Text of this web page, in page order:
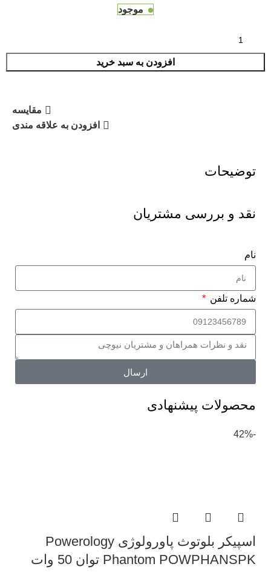
موجود
افزودن به سبد خرید
مقایسه
افزودن به علاقه مندی
توضیحات
نقد و بررسی مشتریان
نام
شماره تلفن
ارسال
محصولات پیشنهادی
-42%
اسپیکر بلوتوث پاورولوژی Powerology
Phantom POWPHANSPK توان 50 وات